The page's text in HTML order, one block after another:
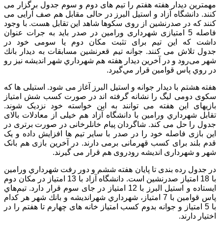
مهمترین دیدار هفته هفتم را تیم های دوم و سوم جدول برگزار می
کنند. دانشگاه آزاد و استیل البرز در حالی مقابل هم صف آرایی می
کنند که در صدرنشین از روی سکوها شاهد این تقابل هست. با وجود
فاصله 5 امتیازی شهرداری ورامین در صدر باید به جرات عنوان
داشت که این تیم برای تثبت مکان دوم یا سومی خود در
جدول تلاش می کنند. جوانه تیم قعرنشین مسابقات به دیدار بانك
شهر می‌رود و در آخرین دیدار هفته هم شهرداري شهر انديشه نيز رو
در روي پاس قوامين قرار مي‌گيرد.
هفته هشتم با دیدار جوانه و استيل البرز آغاز می شود. استیلی ها که
سکوی دومی لیگ را نشانه گرفته اند در صورت کسب شش امتیاز
بازیهای این هفته می توانند به این خواسته خود نزدیک شوند.
تقابل شهرداري ورامين با دانشگاه آزاد هم خیلی از معادلات بالای
جدول را حل می کند. شاگردان پیام خانلرخانی در صورت برتری در
این بازی فاصله خود را در صدر با سایر تیم ها افزایش داده و یک
قدم بلند برای کسب قهرمانی برمی دارند. در آخرین بازی هم بانک
شهر و شهرداری اندیشه رودروی هم قرار می گیرند.
در جدول رده بندی تا پایان هفته ششم و دور رفت شهرداري ورامين
با 18 امتیاز صدرنشین است. دانشگاه آزاد با 13 امتياز در مکان دوم
ایستاده و استيل البرز با 12 امتياز در جای سوم قرار دارد. تيم‌هاي
پاس قوامين با 7 امتیاز، شهرداري شهرانديشه و بانك شهر هر کدام
با 5 امتیاز و جوانه بدوم کسب امتیاز خانه های چهارم تا هفتم را در
اختیار دارند.